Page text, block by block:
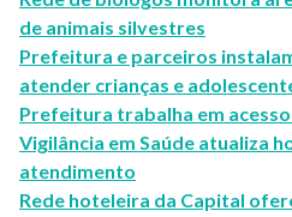
de animais silvestres
Prefeitura e parceiros
atender crianças e
Prefeitura trabalha em
Vigilância em Saúde atualiza
atendimento
Rede hoteleira da Capital